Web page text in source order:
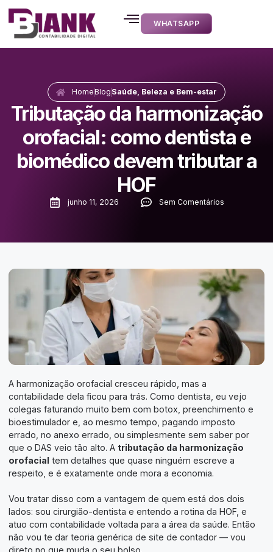
WHATSAPP
HomeBlog Saúde, Beleza e Bem-estar
Tributação da harmonização
orofacial: como dentista e
biomédico devem tributar a
HOF
junho 11, 2026 Sem Comentários
A harmonização orofacial cresceu rápido, mas a
contabilidade dela ficou para trás. Como dentista, eu vejo
colegas faturando muito bem com botox, preenchimento e
bioestimulador e, ao mesmo tempo, pagando imposto
errado, no anexo errado, ou simplesmente sem saber por
que o DAS veio tão alto. A tributação da harmonização
orofacial tem detalhes que quase ninguém escreve a
respeito, e é exatamente onde mora a economia.
Vou tratar disso com a vantagem de quem está dos dois
lados: sou cirurgião-dentista e entendo a rotina da HOF, e
atuo com contabilidade voltada para a área da saúde. Então
não vou te dar teoria genérica de site de contador — vou
direto no que muda o seu bolso.